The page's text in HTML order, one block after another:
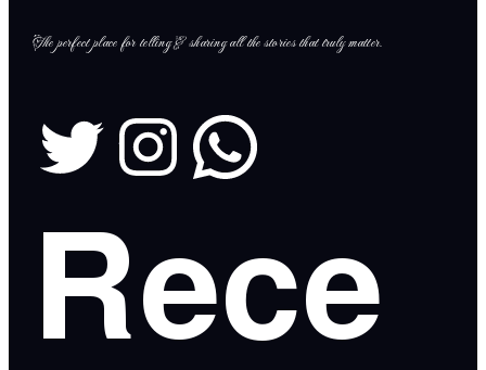
The perfect place for telling & sharing all the stories that truly matter.
Rece